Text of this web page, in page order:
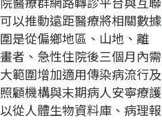
以推動遠距醫療將相關數據
是從偏鄉地區、山地、離
者、急性住院後三個月內需
範圍增加適用傳染病流行及
顧機構與末期病人安寧療護
從人體生物資料庫、病理報